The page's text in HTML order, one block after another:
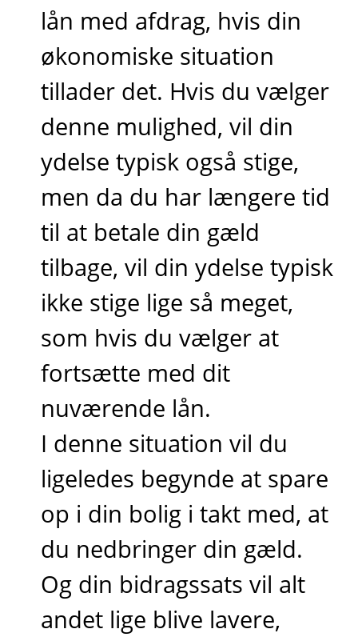
lån med afdrag, hvis din
økonomiske situation
tillader det. Hvis du vælger
denne mulighed, vil din
ydelse typisk også stige,
men da du har længere tid
til at betale din gæld
tilbage, vil din ydelse typisk
ikke stige lige så meget,
som hvis du vælger at
fortsætte med dit
nuværende lån.
I denne situation vil du
ligeledes begynde at spare
op i din bolig i takt med, at
du nedbringer din gæld.
Og din bidragssats vil alt
andet lige blive lavere,